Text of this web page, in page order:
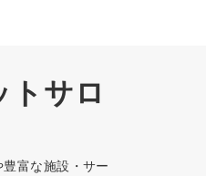
トサロ
富な施設・サー